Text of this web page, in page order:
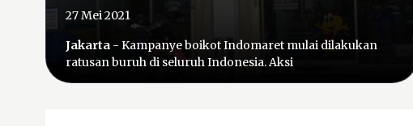
27 Mei 2021
Jakarta - Kampanye boikot Indomaret mulai dilakukan
ratusan buruh di seluruh Indonesia. Aksi